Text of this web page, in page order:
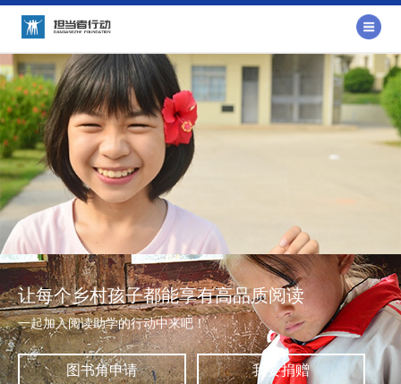
让每个乡村孩子都能享有高品质阅读
一起加入阅读助学的行动中来吧！
图书角申请 我要捐赠